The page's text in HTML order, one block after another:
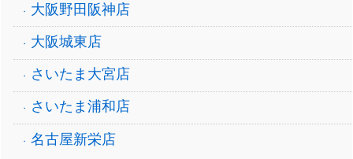
大阪野田阪神店
大阪城東店
さいたま大宮店
さいたま浦和店
名古屋新栄店